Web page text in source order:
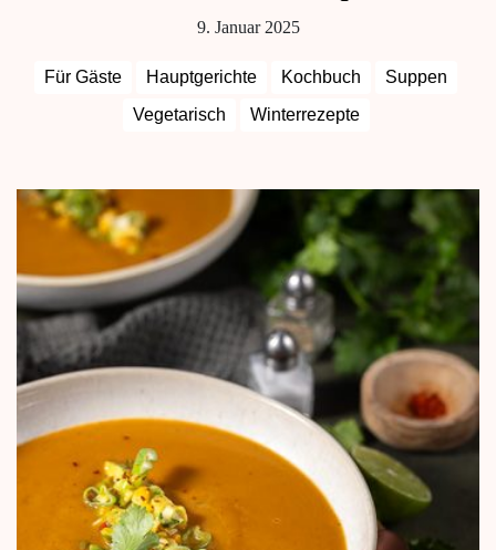
9. Januar 2025
Für Gäste Hauptgerichte Kochbuch
Suppen
Vegetarisch
Winterrezepte